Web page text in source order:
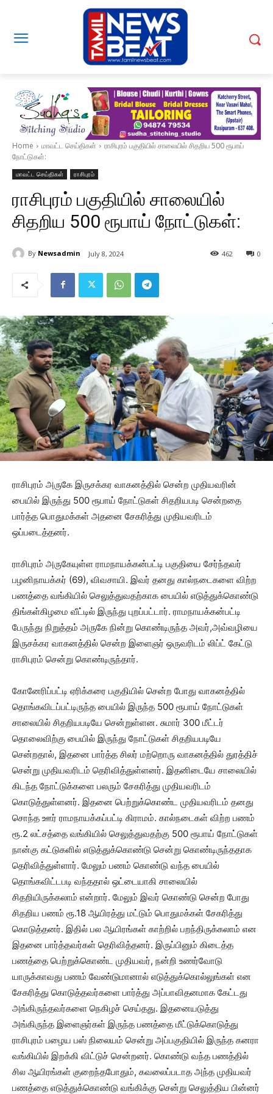
Home மாவட்ட செய்திகள்
ராசிபுரம் பகுதியில் சாலையில் சிதறிய 500 ரூபாய்
நோட்டுகள்:
மாவட்ட செய்திகள் ராசிபுரம்
ராசிபுரம் பகுதியில் சாலையில்
சிதறிய 500 ரூபாய் நோட்டுகள்:
By Newsadmin July 8, 2024 0
462
ராசிபுரம் அருகே இருசக்கர வாகனத்தில் சென்ற முதியவரின்
பையில் இருந்து 500 ரூபாய் நோட்டுகள் சிதறியபடி சென்றதை
பார்த்த பொதுமக்கள் அதனை சேகரித்து முதியவரிடம்
ஒப்படைத்தனர்.
ராசிபுரம் அருகேயுள்ள ராமநாயக்கன்பட்டி பகுதியை சேர்ந்தவர்
பழனிநாயக்கர் (69), விவசாயி. இவர் தனது கால்நடைகளை விற்ற
பணத்தை வங்கியில் செலுத்துவதற்காக பையில் எடுத்துக்கொண்டு
திங்கள்கிழமை வீட்டில் இருந்து புறப்பட்டார். ராமநாயக்கன்பட்டி
பேருந்து நிறுத்தம் அருகே நின்று கொண்டிருந்த அவர்,அவ்வழியை
இருசக்கர வாகனத்தில் சென்ற இளைஞர் ஒருவரிடம் லிப்ட் கேட்டு
ராசிபுரம் சென்று கொண்டிருந்தார்.
கோனேரிப்பட்டி ஏரிக்கரை பகுதியில் சென்ற போது வாகனத்தில்
தொங்கவிடப்பட்டிருந்த பையில் இருந்த 500 ரூபாய் நோட்டுகள்
சாலையில் சிதறியபடியே சென்றுள்ளன. சுமார் 300 மீட்டர்
தொலைவிற்கு பையில் இருந்து நோட்டுகள் சிதறியபடியே
சென்றதால், இதனை பார்த்த சிலர் மற்றொரு வாகனத்தில் துரத்திச்
சென்று முதியவரிடம் தெரிவித்துள்ளனர். இதனிடையே சாலையில்
கிடந்த நோட்டுக்களை பலரும் சேகரித்து முதியவரிடம்
கொடுத்துள்ளனர். இதனை பெற்றுக்கொண்ட முதியவரிடம் தனது
சொந்த ஊர் ராமநாயக்கப்பட்டி கிராமம். கால்நடைகள் விற்ற பணம்
ரூ.2 லட்சத்தை வங்கியில் செலுத்துவதற்கு 500 ரூபாய் நோட்டுகள்
நான்கு கட்டுகளில் எடுத்துக்கொண்டு சென்று கொண்டிருந்ததாக
தெரிவித்துள்ளார். மேலும் பணம் கொண்டு வந்த பையில்
தொங்கவிட்டபடி வந்ததால் ஒட்டையாகி சாலையில்
சிதறியிருக்கலாம் என்றார். மேலும் இவர் கொண்டு சென்ற போது
சிதறிய பணம் ரூ.18 ஆயிரத்து மட்டும் பொதுமக்கள் சேகரித்து
கொடுத்தனர். இதில் பல ஆயிரங்கள் காற்றில் பறந்திருக்கலாம் என
இதனை பார்த்தவர்கள் தெரிவித்தனர். இருப்பினும் கிடைத்த
பணத்தை பெற்றுக்கொண்ட முதியவர், நன்றி உணர்வோடு
யாருக்காவது பணம் வேண்டுமானால் எடுத்துக்கொல்லுங்கள் என
சேகரித்து கொடுத்தவர்களை பார்த்து அப்பாவிதனமாக கேட்டது
அங்கிருந்தவர்களை நெகிழச் செய்தது. இதனையடுத்து
அங்கிருந்த இளைஞர்கள் இருந்த பணத்தை மீட்டுக்கொடுத்து
ராசிபுரம் பழைய பஸ் நிலையம் சென்று அப்பகுதியில் இருந்த கனரா
வங்கியில் இறக்கி விட்டுச் சென்றனர். கொண்டு வந்த பணத்தில்
சில ஆயிரங்கள் குறைந்தபோதும், கவலைப்படாத அந்த முதியவர்
பணத்தை எடுத்துக்கொண்டு வங்கிக்கு சென்று செலுத்திய பின்னர்